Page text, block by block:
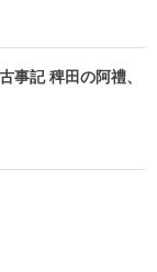
事記 稗田の阿禮、